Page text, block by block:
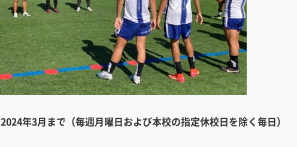
年3月まで（毎週月曜日および本校の指定休校日を除く毎日）